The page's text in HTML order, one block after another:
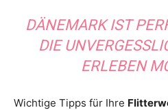
DÄNEMARK IST
DIE
ERLEBEN
Wichtige Tipps für Ihre